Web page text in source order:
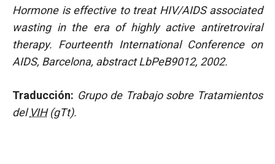
Hormone is effective to treat HIV/AIDS associated
wasting in the era of highly active antiretroviral
therapy. Fourteenth International Conference on
AIDS, Barcelona, abstract LbPeB9012, 2002.
Traducción: Grupo de Trabajo sobre Tratamientos
delVIH(gTt).